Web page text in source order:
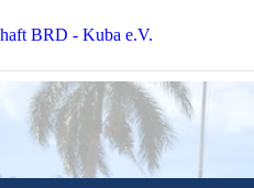
BRD - Kuba e.V.